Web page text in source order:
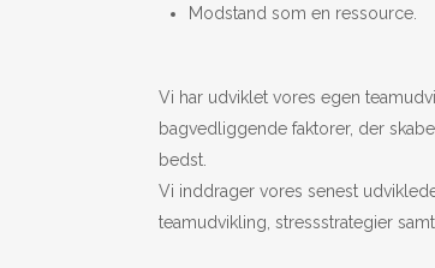
Modstand som en ressource.
Vi har udviklet vores egen
bagvedliggende faktorer, der
bedst.
Vi inddrager vores senest
teamudvikling, stressstrategier